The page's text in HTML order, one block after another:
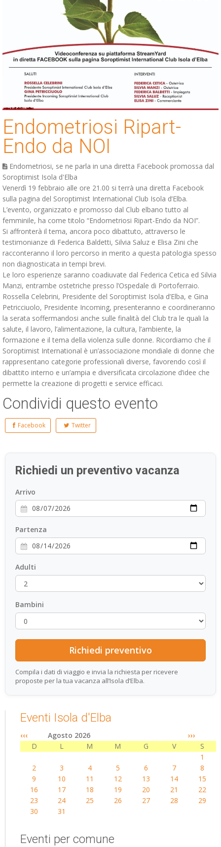
Endometriosi Ripart-
Endo da NOI
Endometriosi, se ne parla in una diretta Facebook promossa dal
Soroptimist Isola d'Elba
Venerdì 19 febbraio alle ore 21.00 si terrà una diretta Facebook
sulla pagina del Soroptimist International Club Isola d’Elba.
L’evento, organizzato e promosso dal Club elbano tutto al
femminile, ha come titolo “Endometriosi Ripart-Endo da NOI”.
Si affronterà il tema, ancora poco dibattuto, attraverso le
testimonianze di Federica Baldetti, Silvia Saluz e Elisa Zini che
racconteranno il loro percorso in merito a questa patologia spesso
non diagnosticata in tempi brevi.
Le loro esperienze saranno coadiuvate dal Federica Cetica ed Silvia
Manzi, entrambe ostetriche presso l’Ospedale di Portoferraio.
Rossella Celebrini, Presidente del Soroptimist Isola d’Elba, e Gina
Petricciuolo, Presidente Incoming, presenteranno e coordineranno
la serata soffermandosi anche sulle finalità del Club tra le quali la
salute, il lavoro, l’alimentazione, la cultura, l’ambiente, la
formazione e il tema della violenza sulle donne. Ricordiamo che il
Soroptimist International è un’associazione mondiale di donne che
rappresentano categorie professionali diverse, favorendo così il
dibattito interno e un’ampia e diversificata circolazione d’idee che
permette la creazione di progetti e service efficaci.
Condividi questo evento
Facebook Twitter
Richiedi un preventivo vacanza
Arrivo
Partenza
Adulti
Bambini
Compila i dati di viaggio e invia la richiesta per ricevere
proposte per la tua vacanza all’Isola d’Elba.
Eventi Isola d'Elba
‹‹‹ Agosto 2026
›››
D
L M M G V
S
1
2
3 4 5 6 7
8
9
10 11 12 13 14
15
16
17 18 19 20 21
22
23
24 25 26 27 28
29
30
31
Eventi per comune